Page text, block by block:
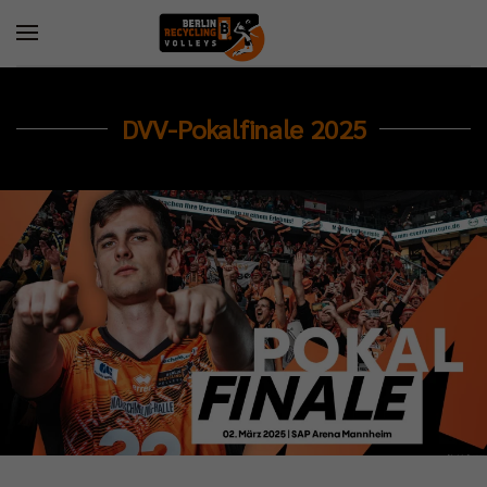
DVV-Pokalfinale 2025